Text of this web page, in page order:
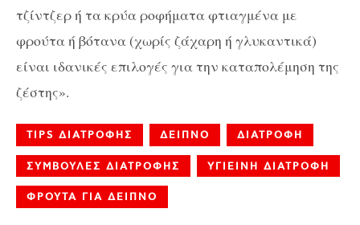
τζίντζερ ή τα κρύα ροφήματα φτιαγμένα με
φρούτα ή βότανα (χωρίς ζάχαρη ή γλυκαντικά)
είναι ιδανικές επιλογές για την καταπολέμηση της
ζέστης».
TIPS ΔΙΑΤΡΟΦΗΣ ΔΕΙΠΝΟ ΔΙΑΤΡΟΦΗ
ΣΥΜΒΟΥΛΕΣ ΔΙΑΤΡΟΦΗΣ ΥΓΙΕΙΝΗ ΔΙΑΤΡΟΦΗ
ΦΡΟΥΤΑ ΓΙΑ ΔΕΙΠΝΟ